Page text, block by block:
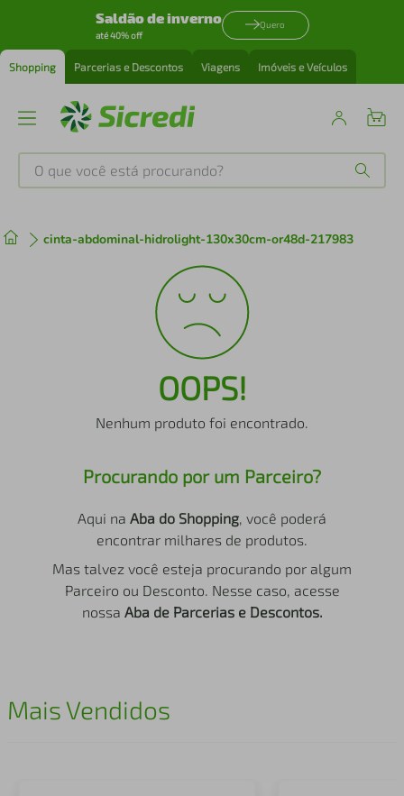
Saldão de inverno
até 40% off
Quero
Shopping Parcerias e Descontos Viagens Imóveis e Veículos
O que você está procurando?
cinta-abdominal-hidrolight-130x30cm-or48d-217983
OOPS!
Nenhum produto foi encontrado.
Procurando por um Parceiro?
Aqui na Aba do Shopping, você poderá
encontrar milhares de produtos.
Mas talvez você esteja procurando por algum
Parceiro ou Desconto. Nesse caso, acesse
nossa Aba de Parcerias e Descontos.
Mais Vendidos